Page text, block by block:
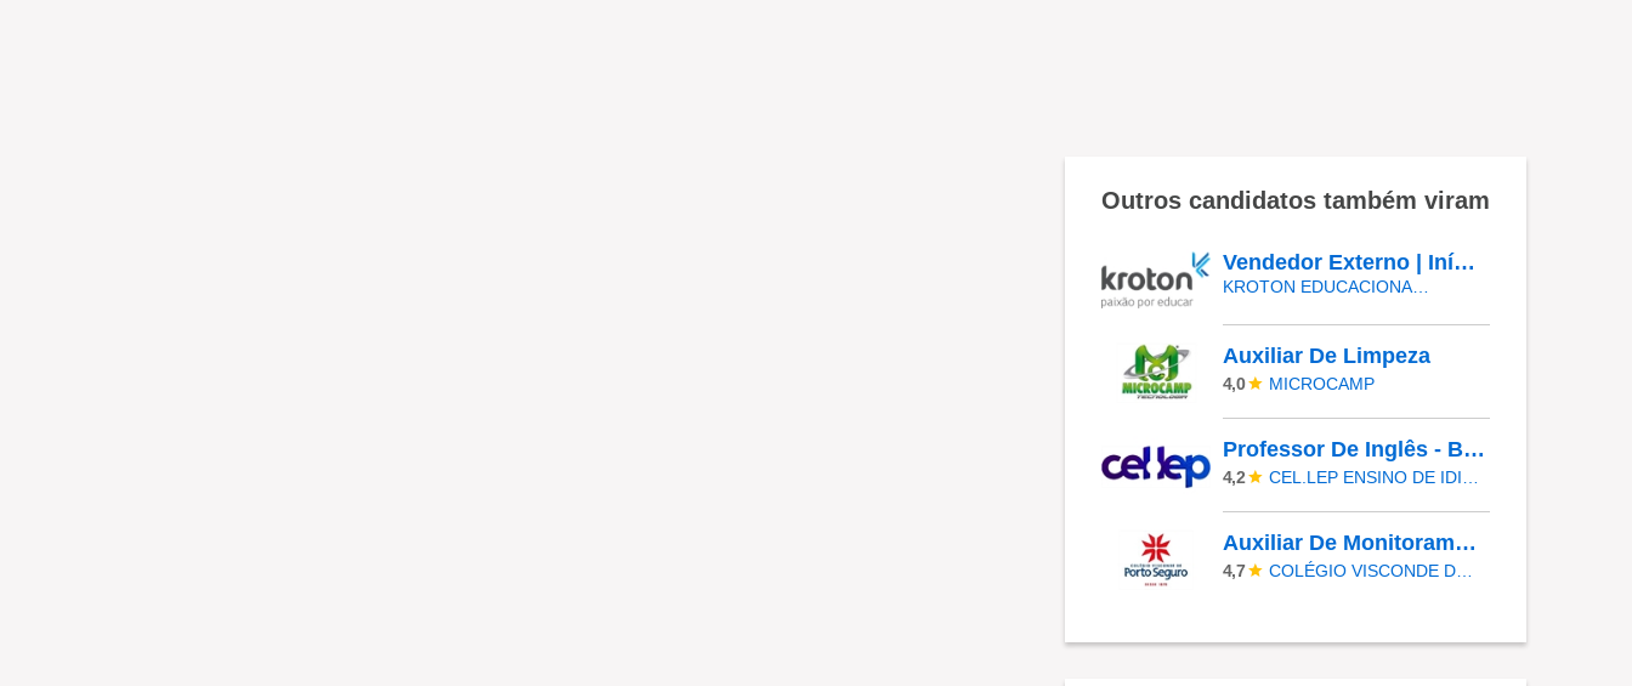
Outros candidatos também viram
Vendedor Externo | Início Imediato - SUMARÉ
KROTON EDUCACIONAL VALINHOS
Auxiliar De Limpeza
4,0 MICROCAMP
Professor De Inglês - Barueri
4,2
Auxiliar De Monitoramento Eletrônico
4,7